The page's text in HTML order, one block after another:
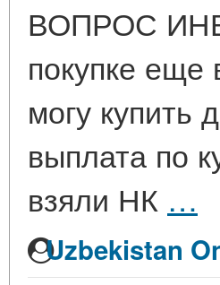
ВОПРОС
покупке
могу
выплата по
взяли НК …
Uzbekistan